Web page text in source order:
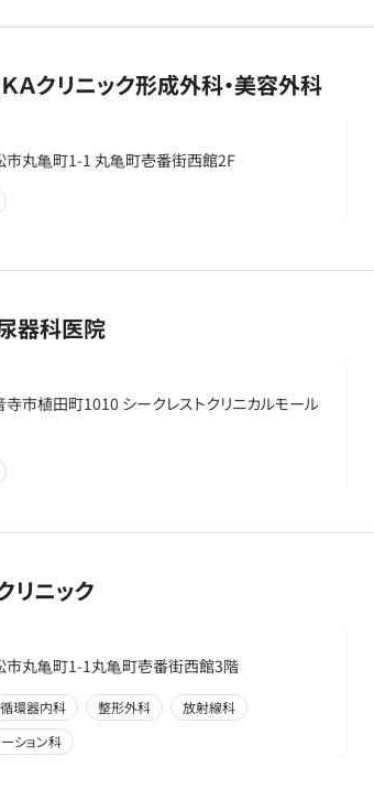
ＫＡクリニック形成外科・美容外科
市丸亀町1-1 丸亀町壱番街西館2F
器科医院
市植田町1010 シークレストクリニカルモール
リニック
市丸亀町1-1丸亀町壱番街西館3階
循環器内科 整形外科
放射線科
ション科